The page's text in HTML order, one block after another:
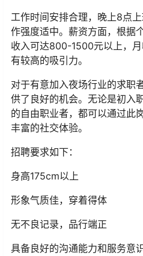
工作时间安排合理，晚上8点
作强度适中。薪资方面，根据
收入可达800-1500元以上，
有较高的吸引力。
对于有意加入夜场行业的求职
供了良好的机会。无论是初入
的自由职业者，都可以通过此
丰富的社交体验。
招聘要求如下：
身高175cm以上
形象气质佳，穿着得体
无不良记录，品行端正
具备良好的沟通能力和服务意